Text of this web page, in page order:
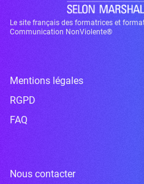
Le site français des formatrices et
Communication NonViolente®
Mentions légales
RGPD
FAQ
Nous contacter